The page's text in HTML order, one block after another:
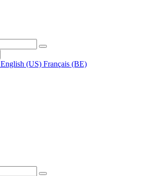
English (US) Français (BE)